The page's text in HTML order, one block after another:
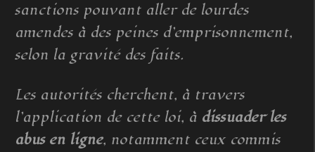
sanctions pouvant aller de lourdes
amendes à des peines d’emprisonnement,
selon la gravité des faits.
Les autorités cherchent, à travers
l’application de cette loi, à dissuader les
abus en ligne, notamment ceux commis